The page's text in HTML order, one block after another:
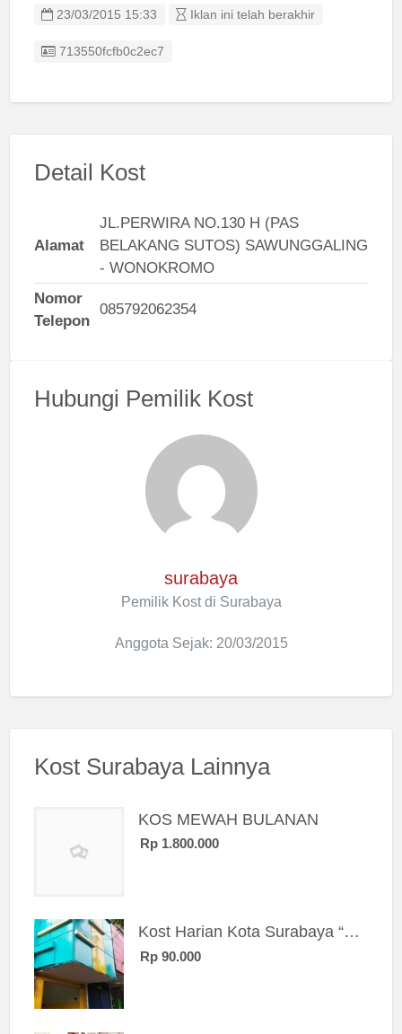
23/03/2015 15:33 Iklan ini telah berakhir
Listing ID
713550fcfb0c2ec7
Detail Kost
Alamat
JL.PERWIRA NO.130 H (PAS
BELAKANG SUTOS) SAWUNGGALING
- WONOKROMO
Nomor
Telepon
085792062354
Hubungi Pemilik Kost
surabaya
Pemilik Kost di Surabaya
Anggota Sejak: 20/03/2015
Kost Surabaya Lainnya
KOS MEWAH BULANAN
Rp 1.800.000
Kost Harian Kota Surabaya “Sierra Kost”
Rp 90.000